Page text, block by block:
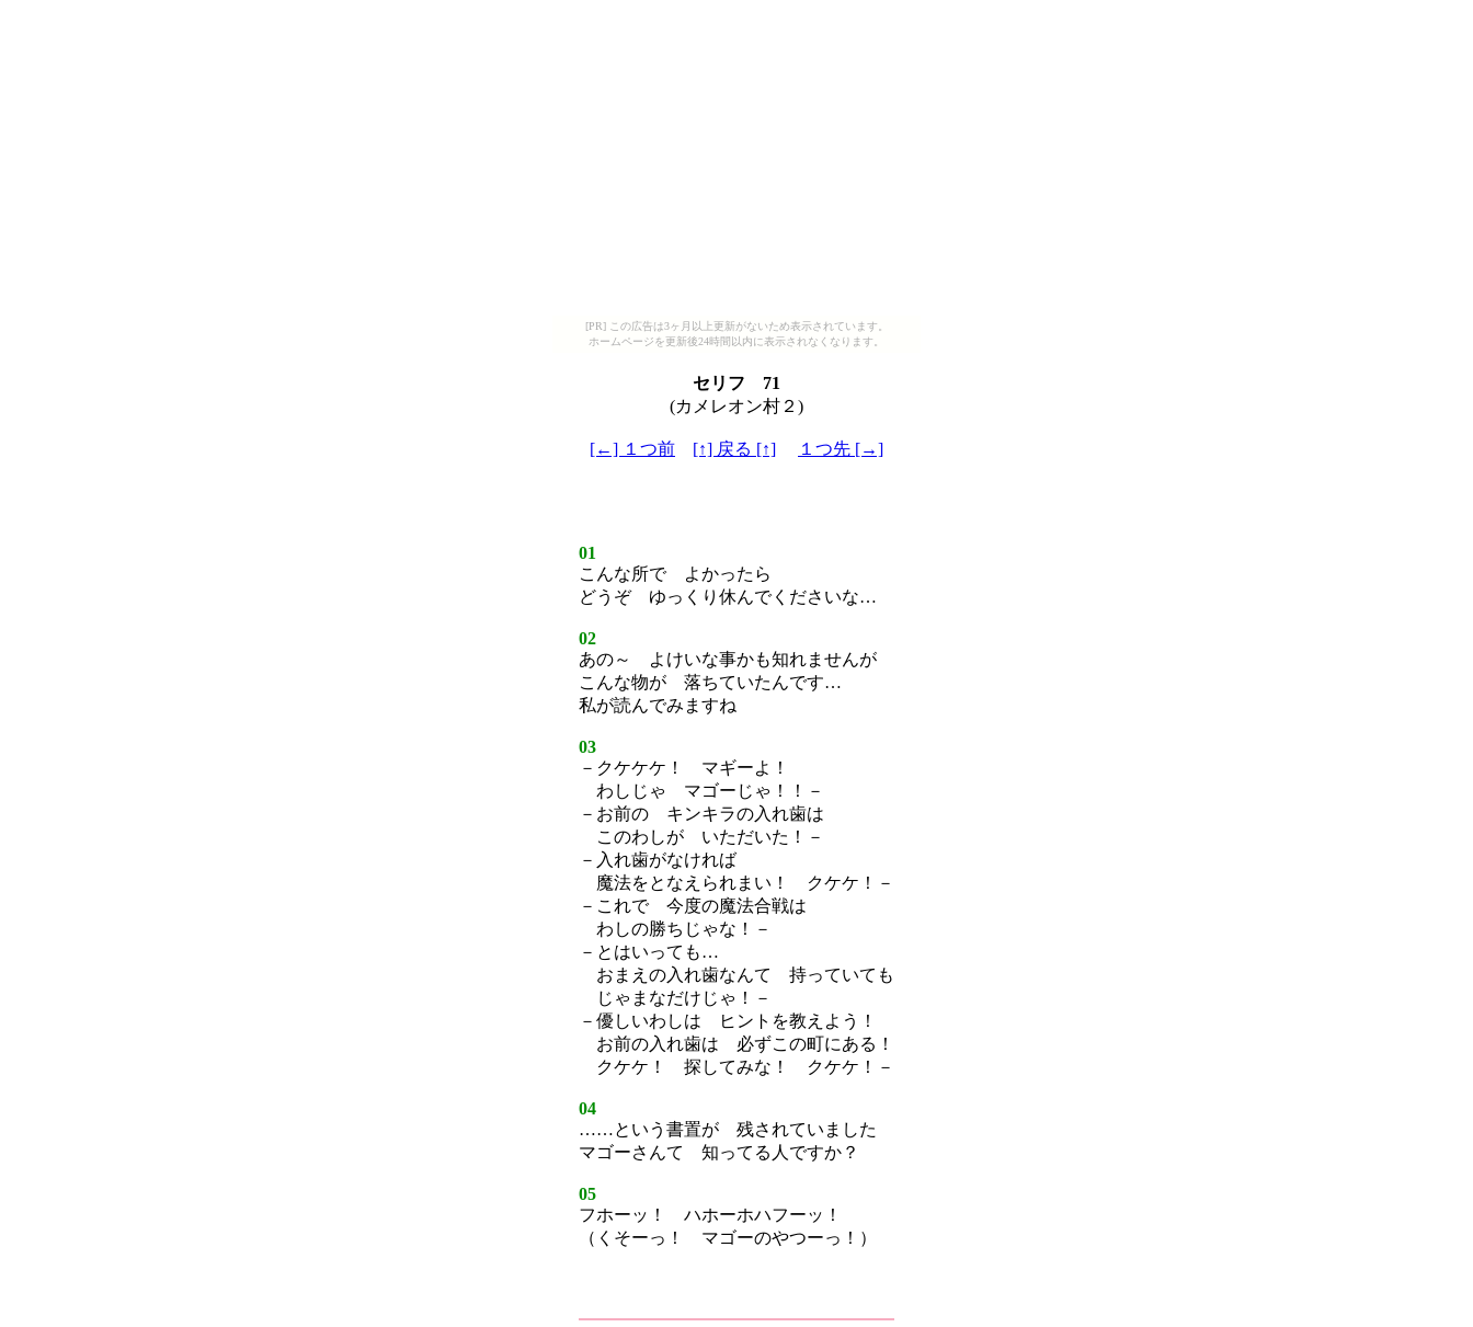
[PR] この広告は3ヶ月以上更新がないため表示されています。
ホームページを更新後24時間以内に表示されなくなります。
セリフ 71
(カメレオン村２)
[←] １つ前 [↑] 戻る [↑] １つ先 [→]
01
こんな所で よかったら
どうぞ ゆっくり休んでくださいな…
02
あの～ よけいな事かも知れませんが
こんな物が 落ちていたんです…
私が読んでみますね
03
－クケケケ！ マギーよ！
わしじゃ マゴーじゃ！！－
－お前の キンキラの入れ歯は
このわしが いただいた！－
－入れ歯がなければ
魔法をとなえられまい！ クケケ！－
－これで 今度の魔法合戦は
わしの勝ちじゃな！－
－とはいっても…
おまえの入れ歯なんて 持っていても
じゃまなだけじゃ！－
－優しいわしは ヒントを教えよう！
お前の入れ歯は 必ずこの町にある！
クケケ！ 探してみな！ クケケ！－
04
……という書置が 残されていました
マゴーさんて 知ってる人ですか？
05
フホーッ！ ハホーホハフーッ！
（くそーっ！ マゴーのやつーっ！）